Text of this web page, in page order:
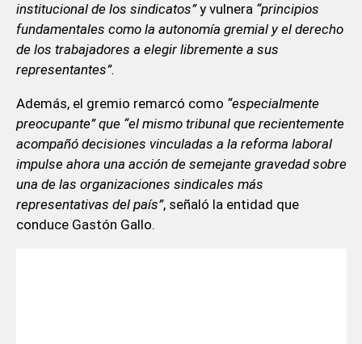
institucional de los sindicatos”y vulnera “principios
fundamentales como la autonomía gremial y el derecho
de los trabajadores a elegir libremente a sus
representantes”.
Además, el gremio remarcó como “especialmente
preocupante” que “el mismo tribunal que recientemente
acompañó decisiones vinculadas a la reforma laboral
impulse ahora una acción de semejante gravedad sobre
una de las organizaciones sindicales más
representativas del país”, señaló la entidad que
conduce Gastón Gallo.